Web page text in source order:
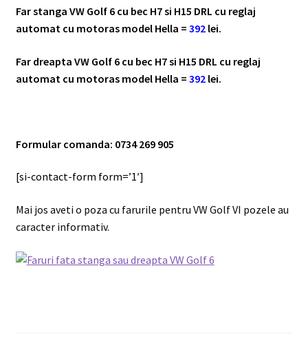
Far stanga VW Golf 6 cu bec H7 si H15 DRL cu reglaj
automat cu motoras model Hella = 392lei.
Far dreapta VW Golf 6 cu bec H7 si H15 DRL cu reglaj
automat cu motoras model Hella = 392lei.
Formular comanda: 0734 269 905
[si-contact-form form=’1′]
Mai jos aveti o poza cu farurile pentru VW Golf VI pozele au
caracter informativ.